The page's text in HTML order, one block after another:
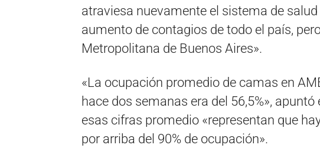
atraviesa nuevamente el sistema de
aumento de contagios de todo el país,
Metropolitana de Buenos Aires».
«La ocupación promedio de camas en
hace dos semanas era del 56,5%»,
esas cifras promedio «representan que
por arriba del 90% de ocupación».